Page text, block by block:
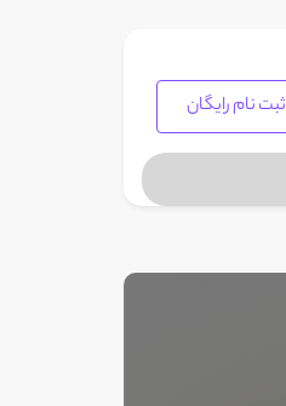
ثبت نام رایگان